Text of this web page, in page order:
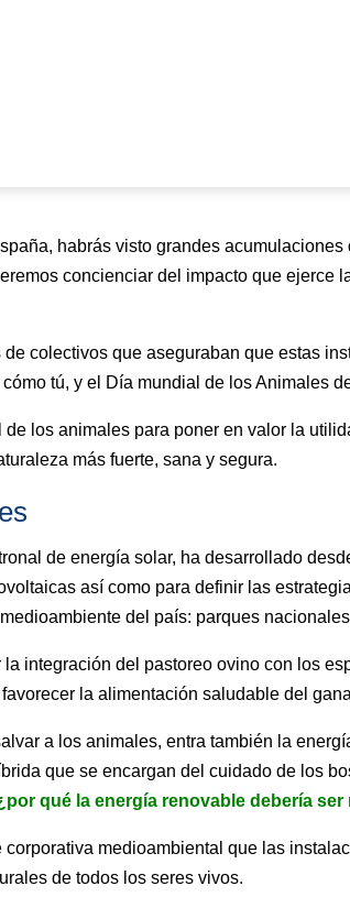
habrás visto grandes acumulaciones
concienciar del impacto que ejerce
colectivos que aseguraban que estas
tú, y el Día mundial de los Animales
los animales para poner en valor la
más fuerte, sana y segura.
de energía solar, ha desarrollado
así como para definir las
del país: parques
integración del pastoreo ovino con los
la alimentación saludable del
a los animales, entra también la
que se encargan del cuidado de los
qué la energía renovable debería
medioambiental que las
de todos los seres vivos.